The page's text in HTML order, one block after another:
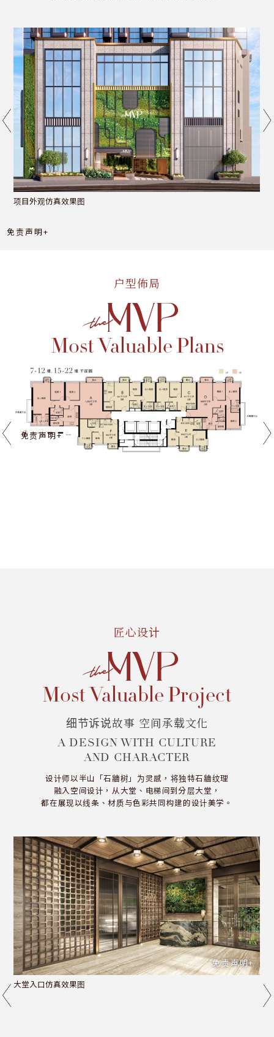
大堂入口仿真效果图
免责声明+
户型佈局
Most Valuable Plans
免责声明+
免责声明+
匠心设计
Most Valuable Project
细节诉说故事 空间承载文化
A DESIGN WITH CULTURE
AND CHARACTER
设计师以半山「石牆树」为灵感，将独特石牆纹理
融入空间设计，从大堂、电梯间到分层大堂，
都在展现以线条、材质与色彩共同构建的设计美学。